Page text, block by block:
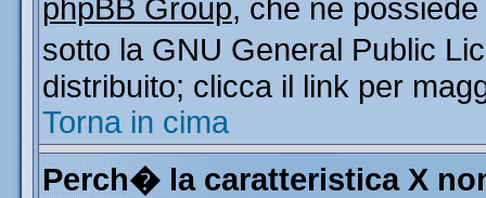
phpBB Group, che ne
sotto la GNU General Public
distribuito; clicca il link per
Torna in cima
Perch� la caratteristica X